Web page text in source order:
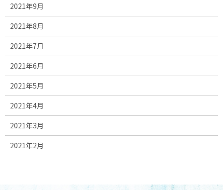
2021年9月
2021年8月
2021年7月
2021年6月
2021年5月
2021年4月
2021年3月
2021年2月